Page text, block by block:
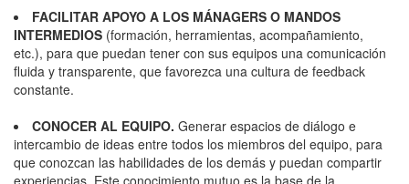
FACILITAR APOYO A LOS MÁNAGERS O MANDOS
INTERMEDIOS (formación, herramientas, acompañamiento,
etc.), para que puedan tener con sus equipos una comunicación
fluida y transparente, que favorezca una cultura de feedback
constante.
CONOCER AL EQUIPO. Generar espacios de diálogo e
intercambio de ideas entre todos los miembros del equipo, para
que conozcan las habilidades de los demás y puedan compartir